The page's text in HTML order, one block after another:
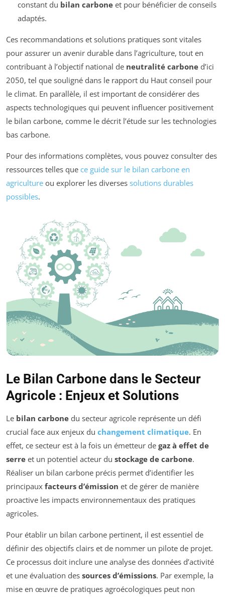
constant du bilan carboneet pour bénéficier de conseils
adaptés.
Ces recommandations et solutions pratiques sont vitales
pour assurer un avenir durable dans l’agriculture, tout en
contribuant à l’objectif national de neutralité carbone d’ici
2050, tel que souligné dans le rapport du Haut conseil pour
le climat. En parallèle, il est important de considérer des
aspects technologiques qui peuvent influencer positivement
le bilan carbone, comme le décrit l’étude sur les technologies
bas carbone.
Pour des informations complètes, vous pouvez consulter des
ressources telles que ce guide sur le bilan carbone en
agriculture ou explorer les diverses solutions durables
possibles.
Le Bilan Carbone dans le Secteur
Agricole : Enjeux et Solutions
Le bilan carbone du secteur agricole représente un défi
crucial face aux enjeux du changement climatique. En
effet, ce secteur est à la fois un émetteur de gaz à effet de
serre et un potentiel acteur du stockage de carbone.
Réaliser un bilan carbone précis permet d’identifier les
principaux facteurs d’émission et de gérer de manière
proactive les impacts environnementaux des pratiques
agricoles.
Pour établir un bilan carbone pertinent, il est essentiel de
définir des objectifs clairs et de nommer un pilote de projet.
Ce processus doit inclure une analyse des données d’activité
et une évaluation des sources d’émissions. Par exemple, la
mise en œuvre de pratiques agroécologiques peut non